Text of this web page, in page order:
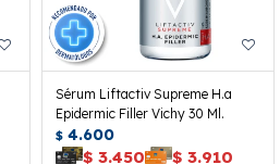
Sérum Liftactiv Supreme H.a
Epidermic Filler Vichy 30 Ml.
$ 4.600
$ 3.450 $ 3.910